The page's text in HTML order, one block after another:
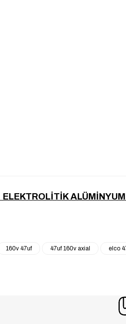
ALÜMİNYUM
160v 47uf 47uf 160v axial elco